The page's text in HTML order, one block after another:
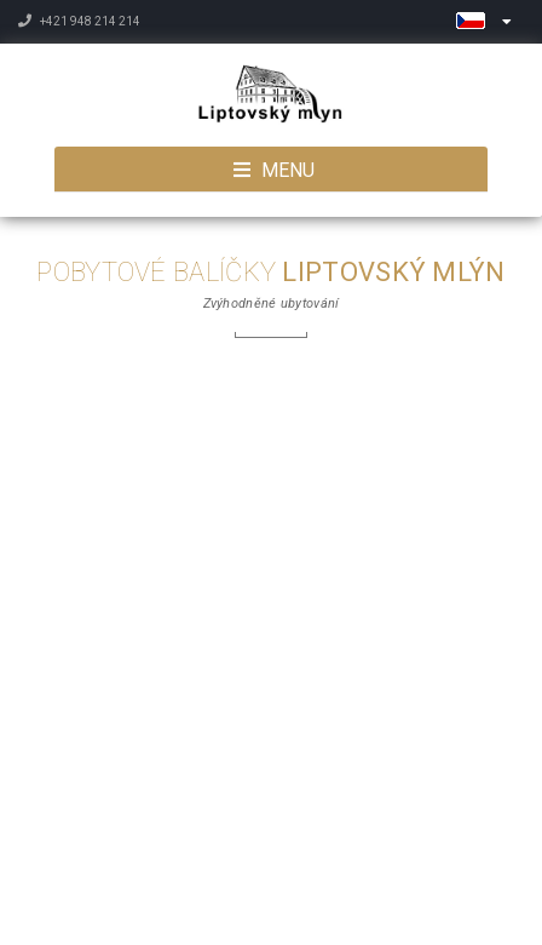
+421 948 214 214
MENU
POBYTOVÉ BALÍČKY LIPTOVSKÝ MLÝN
Zvýhodněné ubytování